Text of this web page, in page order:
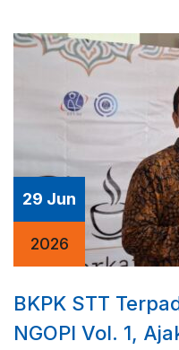
29 Jun
2026
BKPK STT
NGOPI Vol. 1,